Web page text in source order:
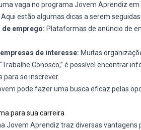
vaga no programa Jovem Aprendiz
estão algumas dicas a serem seguidas:
emprego: Plataformas de anúncio de
de interesse: Muitas
Conosco,” é possível encontrar
para se inscrever.
pode fazer uma busca eficaz pelas
para sua carreira
Jovem Aprendiz traz diversas